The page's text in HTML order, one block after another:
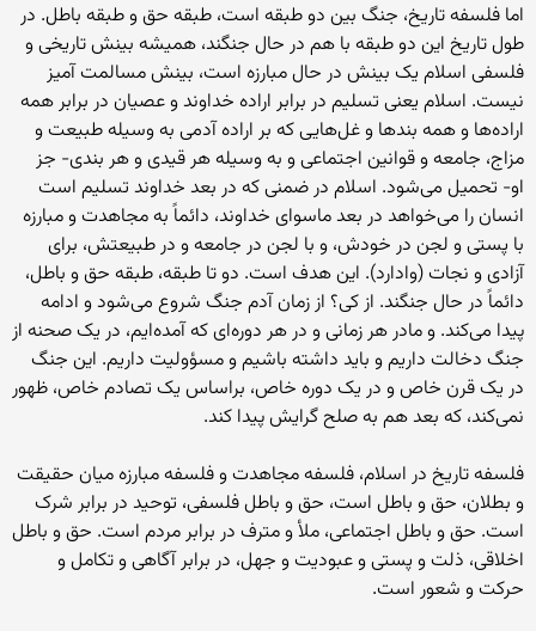
اما فلسفه تاریخ، جنگ بین دو طبقه است، طبقه حق و طبقه باطل. در
طول تاریخ این دو طبقه با هم در حال جنگند، همیشه بینش تاریخی و
فلسفی اسلام یک بینش در حال مبارزه است، بینش مسالمت آمیز
نیست. اسلام یعنی تسلیم در برابر اراده خداوند و عصیان در برابر همه
اراده‌ها و همه بندها و غل‌هایی که بر اراده آدمی به وسیله طبیعت و
مزاج، جامعه و قوانین اجتماعی و به وسیله هر قیدی و هر بندی- جز
او- تحمیل می‌شود. اسلام در ضمنی که در بعد خداوند تسلیم است
انسان را می‌خواهد در بعد ماسوای خداوند، دائماً به مجاهدت و مبارزه
با پستی و لجن در خودش، و با لجن در جامعه و در طبیعتش، برای
آزادی و نجات (وادارد). این هدف است. دو تا طبقه، طبقه حق و باطل،
دائماً در حال جنگند. از کی؟ از زمان آدم جنگ شروع می‌شود و ادامه
پیدا می‌کند. و مادر هر زمانی و در هر دوره‌ای که آمده‌ایم، در یک صحنه از
جنگ دخالت داریم و باید داشته باشیم و مسؤولیت داریم. این جنگ
در یک قرن خاص و در یک دوره خاص، براساس یک تصادم خاص، ظهور
نمی‌کند، که بعد هم به صلح گرایش پیدا کند.
فلسفه تاریخ در اسلام، فلسفه مجاهدت و فلسفه مبارزه میان حقیقت
و بطلان، حق و باطل است، حق و باطل فلسفی، توحید در برابر شرک
است. حق و باطل اجتماعی، ملأ و مترف در برابر مردم است. حق و باطل
اخلاقی، ذلت و پستی و عبودیت و جهل، در برابر آگاهی و تکامل و
حرکت و شعور است.